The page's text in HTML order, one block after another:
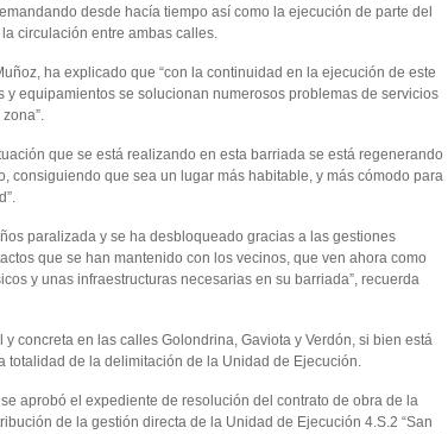
desde hacía tiempo así como la ejecución de parte del
circulación entre ambas calles.
ha explicado que “con la continuidad en la ejecución de este
equipamientos se solucionan numerosos problemas de servicios
que se está realizando en esta barriada se está regenerando
consiguiendo que sea un lugar más habitable, y más cómodo para
paralizada y se ha desbloqueado gracias a las gestiones
que se han mantenido con los vecinos, que ven ahora como
y unas infraestructuras necesarias en su barriada”, recuerda
concreta en las calles Golondrina, Gaviota y Verdón, si bien está
de la delimitación de la Unidad de Ejecución.
aprobó el expediente de resolución del contrato de obra de la
de la gestión directa de la Unidad de Ejecución 4.S.2 “San